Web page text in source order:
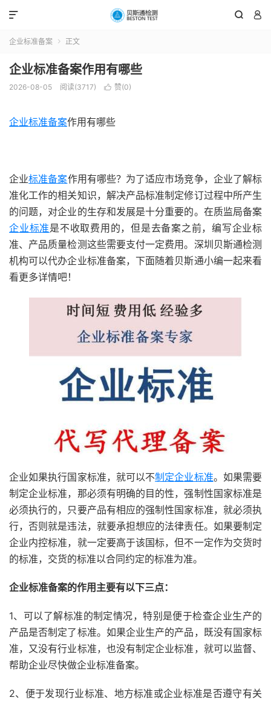
 

企业标准备案  正文
企业标准备案作用有哪些
2026-08-05 阅读(3717)  赞(0)
企业标准备案作用有哪些
企业标准备案作用有哪些？为了适应市场竞争，企业了解标
准化工作的相关知识，解决产品标准制定修订过程中所产生
的问题，对企业的生存和发展是十分重要的。在质监局备案
企业标准是不收取费用的，但是去备案之前，编写企业标
准、产品质量检测这些需要支付一定费用。深圳贝斯通检测
机构可以代办企业标准备案，下面随着贝斯通小编一起来看
看更多详情吧！
企业如果执行国家标准，就可以不制定企业标准。如果需要
制定企业标准，那必须有明确的目的性，强制性国家标准是
必须执行的，只要产品有相应的强制性国家标准，就必须执
行，否则就是违法，就要承担想应的法律责任。如果要制定
企业内控标准，就一定要高于该国标，但不一定作为交货时
的标准，交货的标准以合同约定的标准为准。
企业标准备案的作用主要有以下三点：
1、可以了解标准的制定情况，特别是便于检查企业生产的
产品是否制定了标准。如果企业生产的产品，既没有国家标
准，又没有行业标准，也没有制定企业标准，就可以监督、
帮助企业尽快做企业标准备案。
2、便于发现行业标准、地方标准或企业标准是否遵守有关